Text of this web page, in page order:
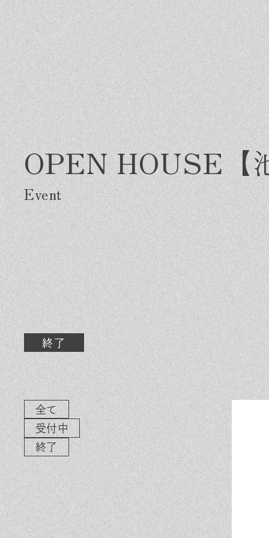
OPEN HOUSE
終了
全て
受付中
終了
Greeting
はじめましての方へ
Made in DAIMASA
私たちの想い
オーダーメイドの住まい
素材のこだわり
住まいの特性
家づくりの流れ
保証とサポート
ヒノキプロジェクト
施
ス
イ
気
よ
お
木
In
st
ag
Fa
ce
bo
LI
N
E